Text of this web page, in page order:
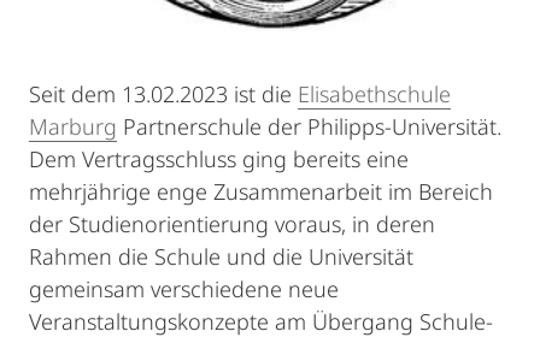
Seit dem 13.02.2023 ist die Elisabethschule
Marburg Partnerschule der Philipps-Universität.
Dem Vertragsschluss ging bereits eine
mehrjährige enge Zusammenarbeit im Bereich
der Studienorientierung voraus, in deren
Rahmen die Schule und die Universität
gemeinsam verschiedene neue
Veranstaltungskonzepte am Übergang Schule-